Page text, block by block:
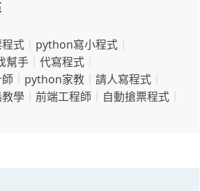
式 python寫小程式
幫手 代寫程式
python家教 請人寫程式
學 前端工程師 自動搶票程式